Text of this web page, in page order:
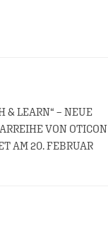
& LEARN“ – NEUE
VON OTICON
AM 20. FEBRUAR